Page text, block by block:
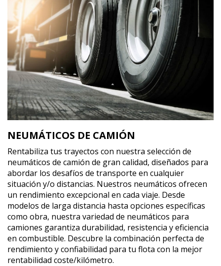
NEUMÁTICOS DE CAMIÓN
Rentabiliza tus trayectos con nuestra selección de
neumáticos de camión de gran calidad, diseñados para
abordar los desafíos de transporte en cualquier
situación y/o distancias. Nuestros neumáticos ofrecen
un rendimiento excepcional en cada viaje. Desde
modelos de larga distancia hasta opciones específicas
como obra, nuestra variedad de neumáticos para
camiones garantiza durabilidad, resistencia y eficiencia
en combustible. Descubre la combinación perfecta de
rendimiento y confiabilidad para tu flota con la mejor
rentabilidad coste/kilómetro.